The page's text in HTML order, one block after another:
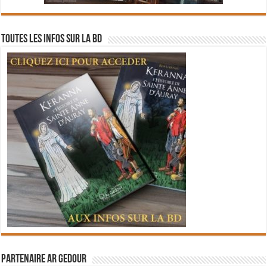
Toutes les infos sur la BD
Partenaire Ar Gedour